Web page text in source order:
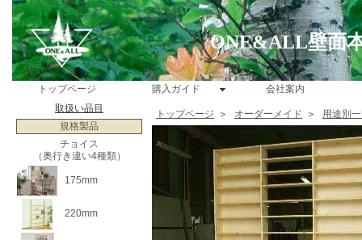
ONE&ALL壁面
トップページ 購入ガイド
会社案内
取扱い品目
規格製品
チョイス
（奥行き違い4種類）
175mm
220mm
トップページ ＞ オーダーメイド ＞ 用途別